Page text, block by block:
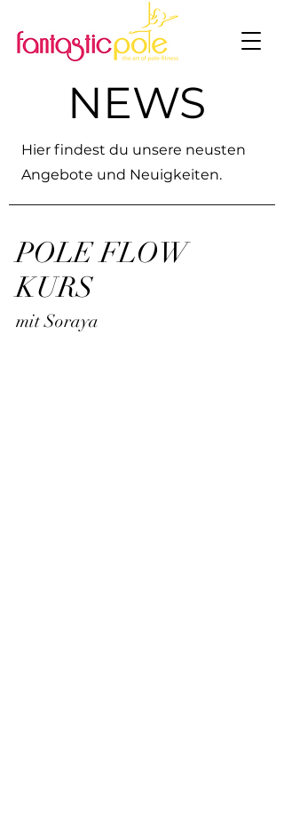
NEWS
Hier findest du unsere neusten
Angebote und Neuigkeiten.
POLE FLOW
KURS
mit Soraya